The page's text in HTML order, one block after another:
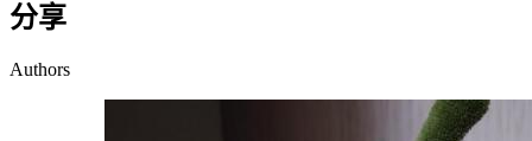
分享
Authors